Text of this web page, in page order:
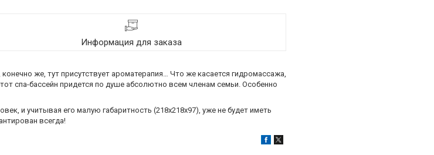
Информация для заказа
же, тут присутствует ароматерапия… Что же касается гидромассажа,
спа-бассейн придется по душе абсолютно всем членам семьи. Особенно
и учитывая его малую габаритность (218х218х97), уже не будет иметь
всегда!